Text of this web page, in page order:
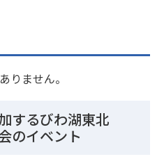
りません。
するびわ湖東北
のイベント